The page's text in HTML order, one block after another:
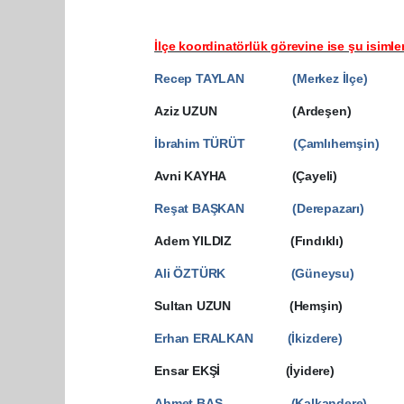
İlçe koordinatörlük görevine ise şu
Recep TAYLAN (Merkez İlçe)
Aziz UZUN (Ardeşen)
İbrahim TÜRÜT (Çamlıhemşin)
Avni KAYHA (Çayeli)
Reşat BAŞKAN (Derepazarı)
Adem YILDIZ (Fındıklı)
Ali ÖZTÜRK (Güneysu)
Sultan UZUN (Hemşin)
Erhan ERALKAN (İkizdere)
Ensar EKŞİ (İyidere)